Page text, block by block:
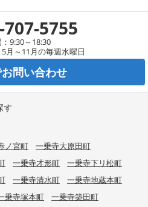
707-5755
9:30～18:30
月～11月の毎週水曜日
お問い合わせ
す
ノ宮町
一乗寺大原田町
一乗寺才形町
一乗寺下リ松町
一乗寺清水町
一乗寺地蔵本町
乗寺塚本町 一乗寺築田町